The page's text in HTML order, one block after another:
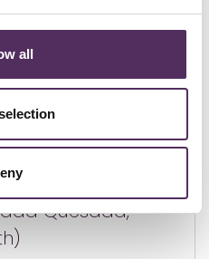
all
Quesada,